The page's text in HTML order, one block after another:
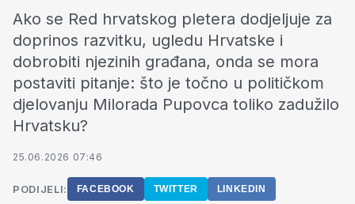
Ako se Red hrvatskog pletera dodjeljuje za
doprinos razvitku, ugledu Hrvatske i
dobrobiti njezinih građana, onda se mora
postaviti pitanje: što je točno u političkom
djelovanju Milorada Pupovca toliko zadužilo
Hrvatsku?
25.06.2026 07:46
PODIJELI: FACEBOOK TWITTER LINKEDIN